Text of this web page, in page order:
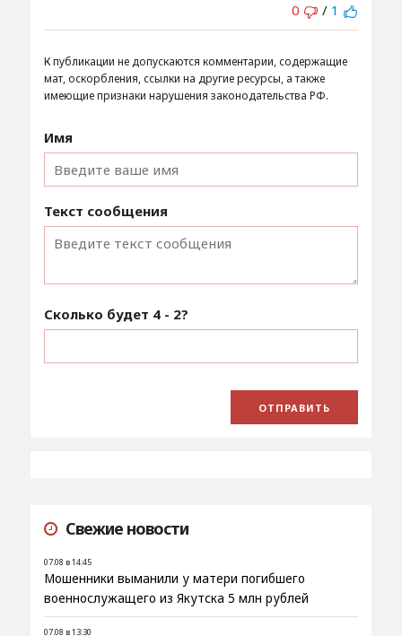
0
/ 1
К публикации не допускаются комментарии, содержащие
мат, оскорбления, ссылки на другие ресурсы, а также
имеющие признаки нарушения законодательства РФ.
Имя
Текст сообщения
Сколько будет 4 - 2?
Свежие новости
07.08 в 14:45
Мошенники выманили у матери погибшего
военнослужащего из Якутска 5 млн рублей
07.08 в 13:30